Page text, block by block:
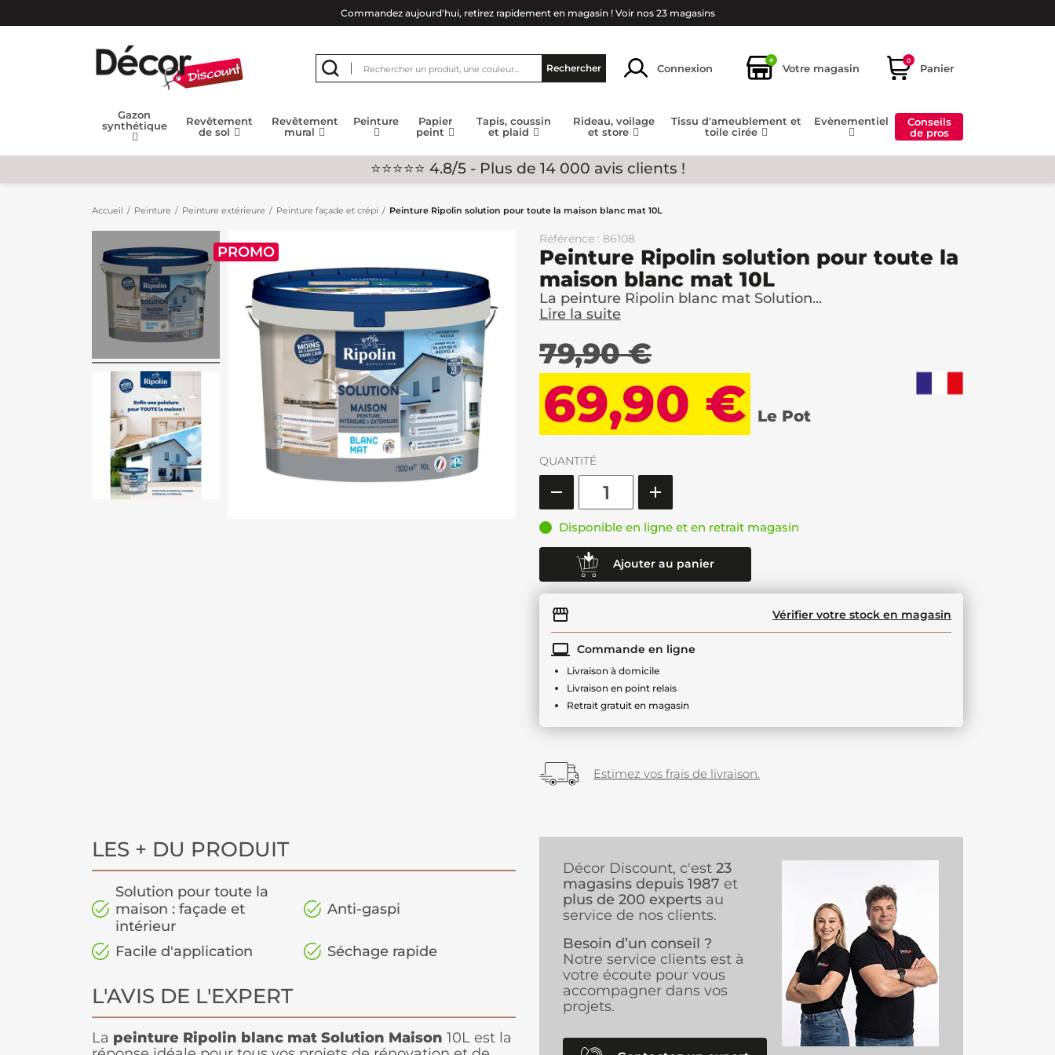
Commandez aujourd'hui, retirez rapidement en magasin ! Voir nos 23 magasins
Rechercher Connexion
+
Votre magasin
0
Panier
Gazon
synthétique
Revêtement
de sol
Revêtement
mural
Peinture
Papier
peint
Tapis, coussin
et plaid
Rideau, voilage
et store
Tissu d'ameublement et
toile cirée
Evènementiel
Conseils
de pros
⭐⭐⭐⭐⭐ 4.8/5 - Plus de 14 000 avis clients !
Accueil Peinture Peinture extérieure Peinture façade et crépi Peinture Ripolin solution pour toute la maison blanc mat 10L
PROMO
Référence : 86108
Peinture Ripolin solution pour toute la
maison blanc mat 10L
La peinture Ripolin blanc mat Solution...
Lire la suite
79,90 €
69,90 € Le Pot
QUANTITÉ
Disponible en ligne et en retrait magasin
Ajouter au panier
Vérifier votre stock en magasin
Commande en ligne
Livraison à domicile
Livraison en point relais
Retrait gratuit en magasin
Estimez vos frais de livraison.
LES + DU PRODUIT
Solution pour toute la
maison : façade et
intérieur
Anti-gaspi
Facile d'application Séchage rapide
L'AVIS DE L'EXPERT
La peinture Ripolin blanc mat Solution Maison 10L est la
Décor Discount, c'est 23
magasins depuis 1987 et
plus de 200 experts au
service de nos clients.
Besoin d’un conseil ?
Notre service clients est à
votre écoute pour vous
accompagner dans vos
projets.